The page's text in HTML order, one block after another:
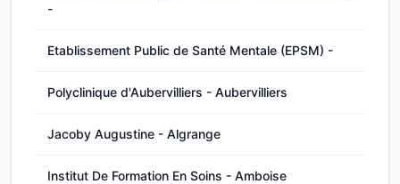
-
Etablissement Public de Santé Mentale (EPSM) -
Polyclinique d'Aubervilliers - Aubervilliers
Jacoby Augustine - Algrange
Institut De Formation En Soins - Amboise